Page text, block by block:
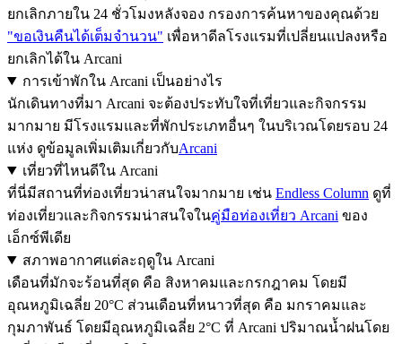
ยกเลิกภายใน 24 ชั่วโมงหลังจอง กรองการค้นหาของคุณด้วย
"ขอเงินคืนได้เต็มจำนวน" เพื่อหาดีลโรงแรมที่เปลี่ยนแปลงหรือ
ยกเลิกได้ใน Arcani
การเข้าพักใน Arcani เป็นอย่างไร
นักเดินทางที่มา Arcani จะต้องประทับใจที่เที่ยวและกิจกรรม
มากมาย มีโรงแรมและที่พักประเภทอื่นๆ ในบริเวณโดยรอบ 24
แห่ง ดูข้อมูลเพิ่มเติมเกี่ยวกับArcani
เที่ยวที่ไหนดีใน Arcani
ที่นี่มีสถานที่ท่องเที่ยวน่าสนใจมากมาย เช่น Endless Column ดูที่
ท่องเที่ยวและกิจกรรมน่าสนใจในคู่มือท่องเที่ยว Arcani ของ
เอ็กซ์พีเดีย
สภาพอากาศแต่ละฤดูใน Arcani
เดือนที่มักจะร้อนที่สุด คือ สิงหาคมและกรกฎาคม โดยมี
อุณหภูมิเฉลี่ย 20°C ส่วนเดือนที่หนาวที่สุด คือ มกราคมและ
กุมภาพันธ์ โดยมีอุณหภูมิเฉลี่ย 2°C ที่ Arcani ปริมาณน้ำฝนโดย